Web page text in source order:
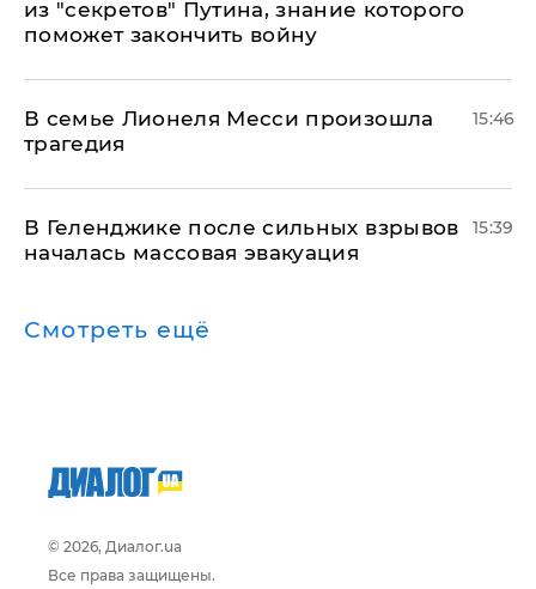
из "секретов" Путина, знание которого
поможет закончить войну
В семье Лионеля Месси произошла
трагедия
15:46
В Геленджике после сильных взрывов
началась массовая эвакуация
15:39
Смотреть ещё
© 2026, Диалог.ua
Все права защищены.